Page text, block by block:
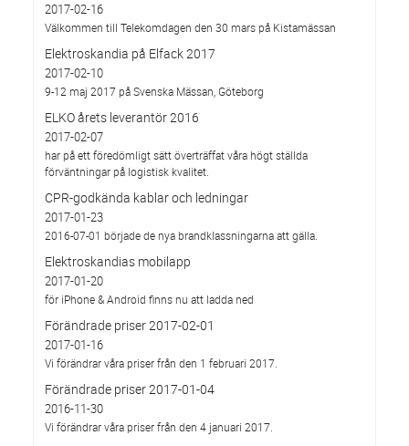
2017-02-16
Välkommen till Telekomdagen den 30 mars på Kistamässan
Elektroskandia på Elfack 2017
2017-02-10
9-12 maj 2017 på Svenska Mässan, Göteborg
ELKO årets leverantör 2016
2017-02-07
har på ett föredömligt sätt överträffat våra högt ställda
förväntningar på logistisk kvalitet.
CPR-godkända kablar och ledningar
2017-01-23
2016-07-01 började de nya brandklassningarna att gälla.
Elektroskandias mobilapp
2017-01-20
för iPhone & Android finns nu att ladda ned
Förändrade priser 2017-02-01
2017-01-16
Vi förändrar våra priser från den 1 februari 2017.
Förändrade priser 2017-01-04
2016-11-30
Vi förändrar våra priser från den 4 januari 2017.